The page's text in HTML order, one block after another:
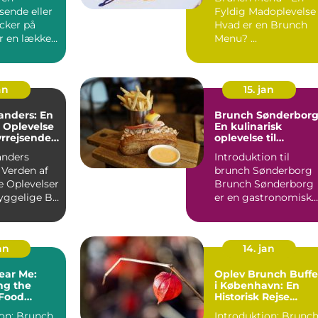
eller
på
en lækker,
Fyldig Madoplevelse
Hvad er en Brunch
Menu? ...
En
af
Oplevelser
By
15. jan
Brunch
En kulinarisk
oplevelse til
backpackere
Introduktion til
brunch Sønderborg
Brunch Sønderborg
er en gastronomisk
i d...
Me:
the
14. jan
Oplev Brunch
i København: En
Historisk Rejse